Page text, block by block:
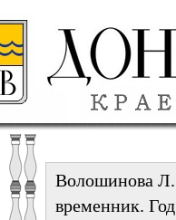
Волошинова Л.
временник.